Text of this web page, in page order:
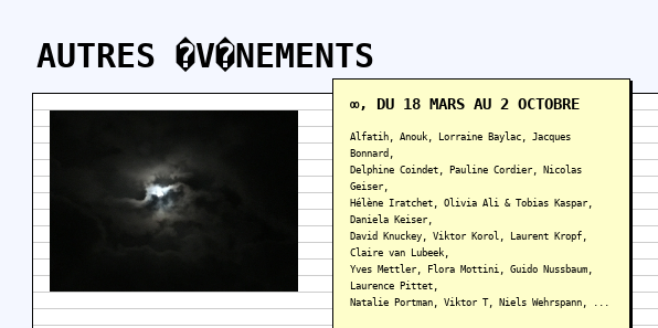
AUTRES �V�NEMENTS
∞, DU 18 MARS AU 2 OCTOBRE
Alfatih, Anouk, Lorraine Baylac, Jacques
Bonnard,
Delphine Coindet, Pauline Cordier, Nicolas
Geiser,
Hélène Iratchet, Olivia Ali & Tobias Kaspar,
Daniela Keiser,
David Knuckey, Viktor Korol, Laurent Kropf,
Claire van Lubeek,
Yves Mettler, Flora Mottini, Guido Nussbaum,
Laurence Pittet,
Natalie Portman, Viktor T, Niels Wehrspann, ...